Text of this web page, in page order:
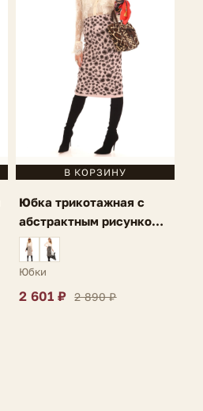
В КОРЗИНУ
Юбка трикотажная с
абстрактным рисунком и
разрезом светло-
фиолетовая Ria
Юбки
2 601 ₽ 2 890 ₽